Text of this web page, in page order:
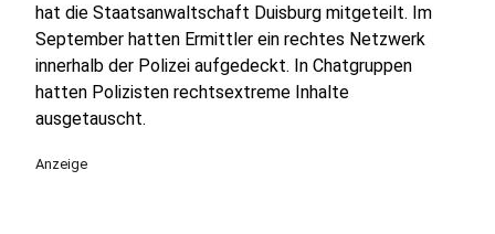
hat die Staatsanwaltschaft Duisburg mitgeteilt. Im
September hatten Ermittler ein rechtes Netzwerk
innerhalb der Polizei aufgedeckt. In Chatgruppen
hatten Polizisten rechtsextreme Inhalte
ausgetauscht.
Anzeige